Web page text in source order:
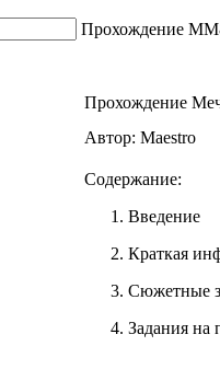
Прохождение
Прохождение
Автор: Maestro
Содержание:
Введение
Краткая
Сюжетные
Задания на